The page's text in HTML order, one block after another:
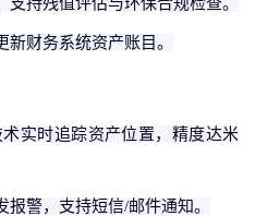
新财务系统资产账目。
术实时追踪资产位置，精度达米
报警，支持短信/邮件通知。